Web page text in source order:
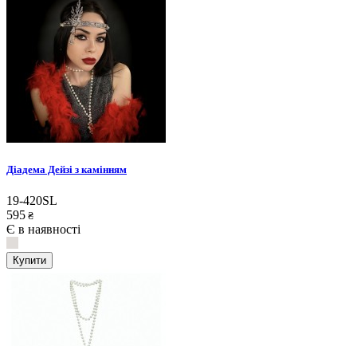
Діадема Дейзі з камінням
19-420SL
595 ₴
Є в наявності
Купити